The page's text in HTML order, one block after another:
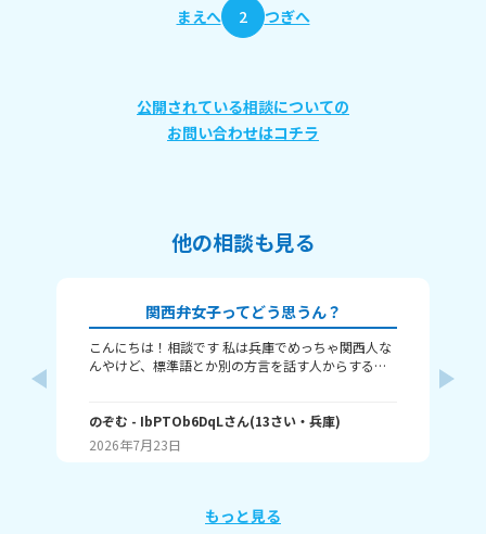
まえへ 2 つぎへ
公開されている相談についての
お問い合わせはコチラ
他の相談も見る
関西弁女子ってどう思うん？
こんにちは！相談です 私は兵庫でめっちゃ関西人な
んやけど、標準語とか別の方言を話す人からする
ちがって、日々ボケとツッコミとかなさそうやし、
変なイメージ持たれんのかなぁって！ 別に普通の時
は結構自然に？まあゆるめにみんな使っとぉけど、
ん？ とか、普通の会話で話す時も、気が強そうみた
のぞむ - IbPTOb6DqLさん(13さい・ 兵庫)
2026年7月23日
もっと見る